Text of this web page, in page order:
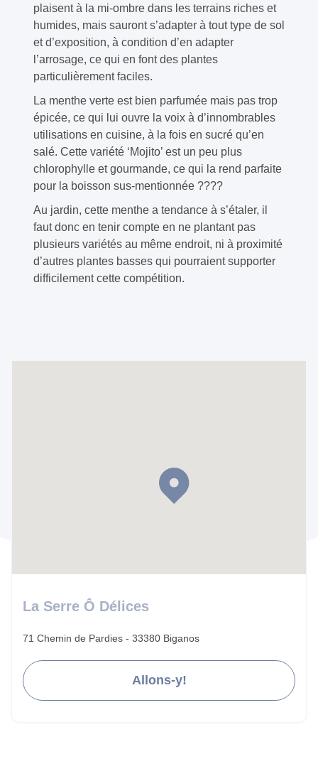
plaisent à la mi-ombre dans les terrains riches et
humides, mais sauront s’adapter à tout type de sol
et d’exposition, à condition d’en adapter
l’arrosage, ce qui en font des plantes
particulièrement faciles.
La menthe verte est bien parfumée mais pas trop
épicée, ce qui lui ouvre la voix à d’innombrables
utilisations en cuisine, à la fois en sucré qu’en
salé. Cette variété ‘Mojito’ est un peu plus
chlorophylle et gourmande, ce qui la rend parfaite
pour la boisson sus-mentionnée ????
Au jardin, cette menthe a tendance à s’étaler, il
faut donc en tenir compte en ne plantant pas
plusieurs variétés au même endroit, ni à proximité
d’autres plantes basses qui pourraient supporter
difficilement cette compétition.
La Serre Ô Délices
71 Chemin de Pardies - 33380 Biganos
Allons-y!